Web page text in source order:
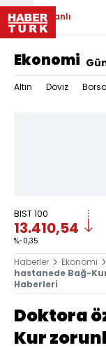
Canlı
Ekonomi
Altın Döviz Borsa
BIST 100
13.410,54
%-0,35
Haberler Ekonomi
hastanede Bağ-
Haberleri
Doktora
Kur